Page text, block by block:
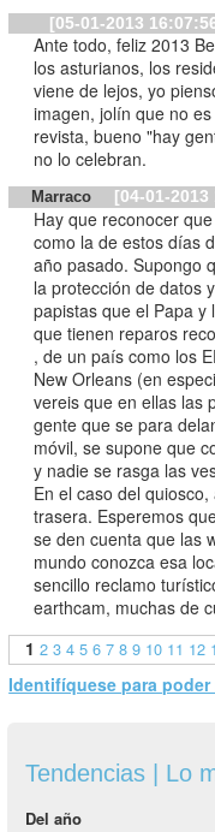
[05-01-2013
Ante todo, feliz 2013
los asturianos, los
viene de lejos, yo
imagen, jolín que no
revista, bueno "hay
no lo celebran.
Marraco [04-01-2013
Hay que reconocer
como la de estos días
año pasado. Supongo
la protección de datos
papistas que el Papa y
que tienen reparos
, de un país como los
New Orleans (en
vereis que en ellas las
gente que se para
móvil, se supone que
y nadie se rasga las
En el caso del
trasera. Esperemos
se den cuenta que las
mundo conozca esa
sencillo reclamo
earthcam, muchas de
1 2 3 4 5 6 7 8 9 10 11 12
Identifíquese para
Tendencias | Lo
Del año